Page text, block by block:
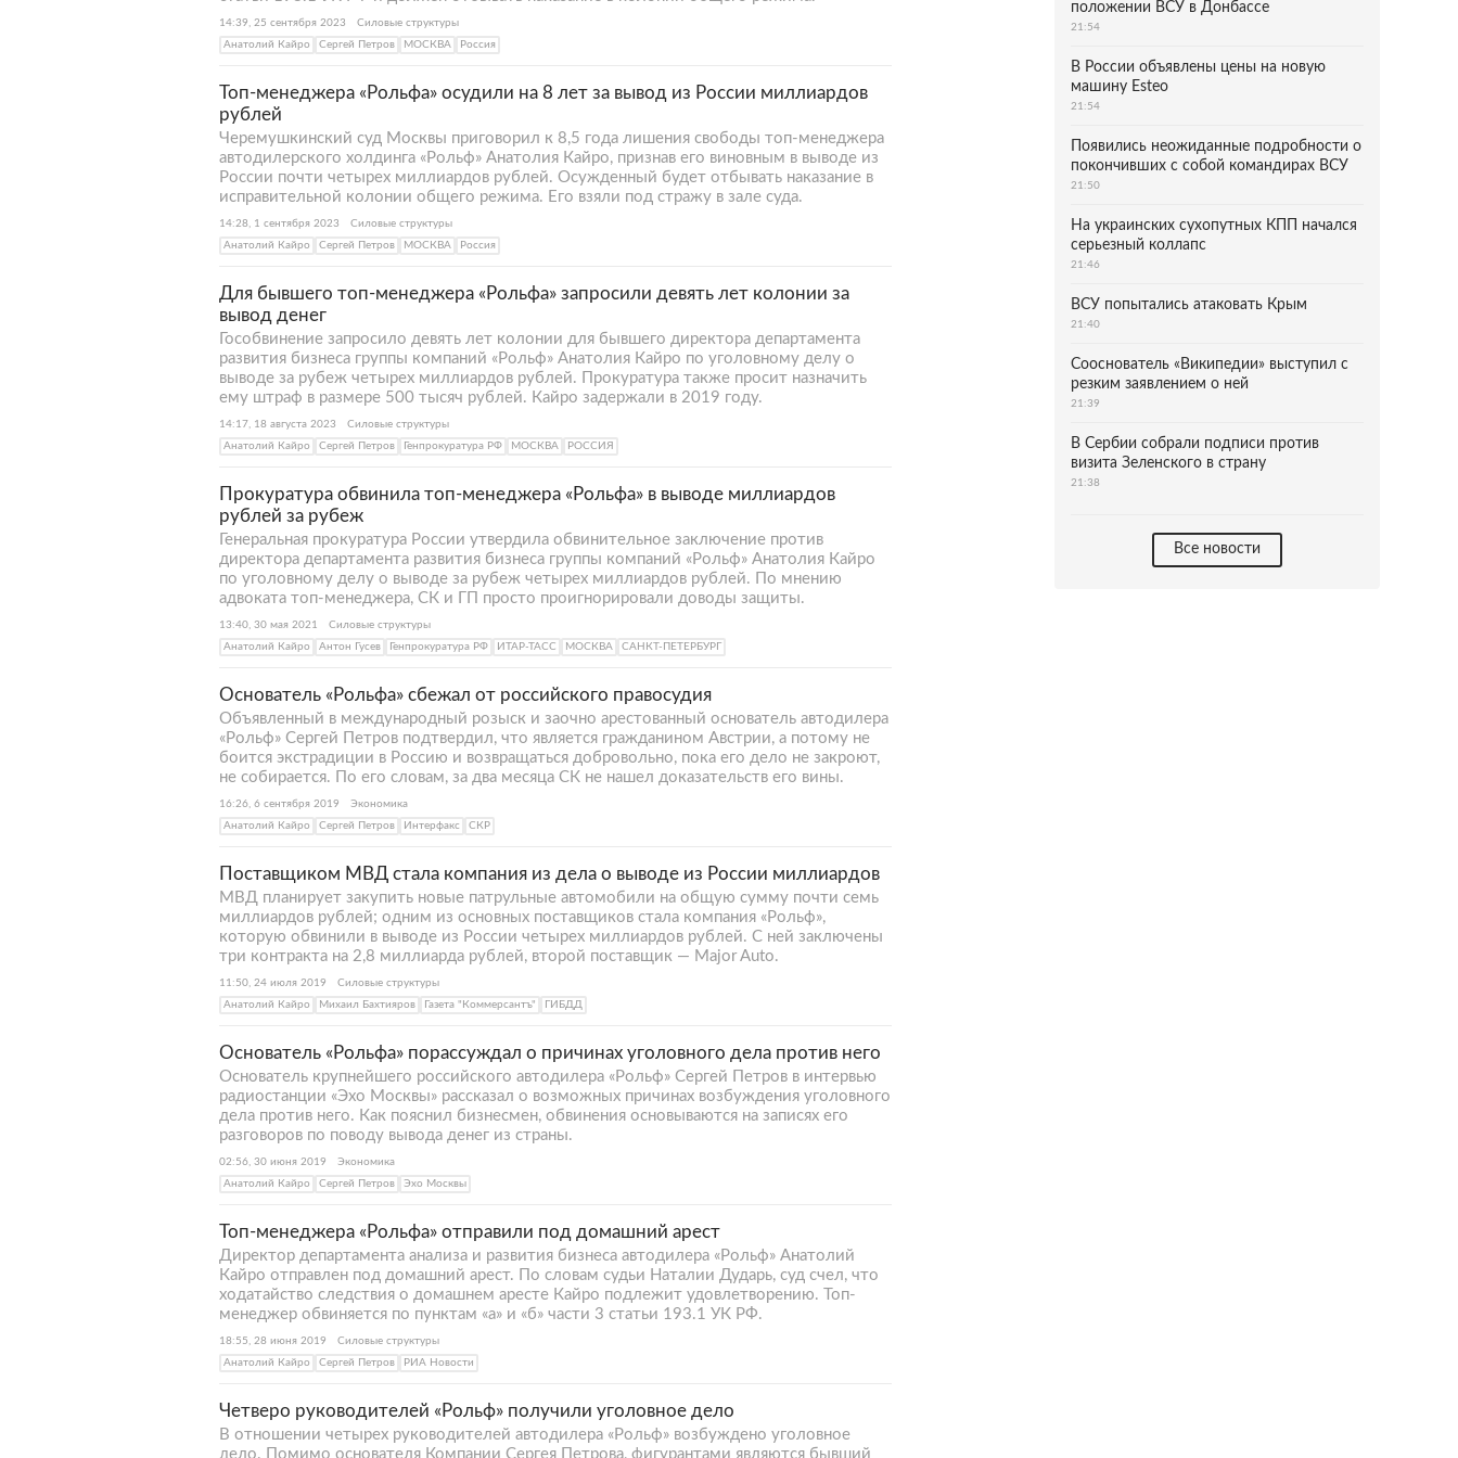
14:39, 25 сентября 2023
Силовые структуры
Анатолий Кайро
Сергей Петров МОСКВА Россия
Топ-менеджера «Рольфа» осудили на 8 лет за вывод из России миллиардов
рублей
Черемушкинский суд Москвы приговорил к 8,5 года лишения свободы топ-менеджера
автодилерского холдинга «Рольф» Анатолия Кайро, признав его виновным в выводе из
России почти четырех миллиардов рублей. Осужденный будет отбывать наказание в
исправительной колонии общего режима. Его взяли под стражу в зале суда.
14:28, 1 сентября 2023
Силовые структуры
Анатолий Кайро
Сергей Петров МОСКВА Россия
Для бывшего топ-менеджера «Рольфа» запросили девять лет колонии за
вывод денег
Гособвинение запросило девять лет колонии для бывшего директора департамента
развития бизнеса группы компаний «Рольф» Анатолия Кайро по уголовному делу о
выводе за рубеж четырех миллиардов рублей. Прокуратура также просит назначить
ему штраф в размере 500 тысяч рублей. Кайро задержали в 2019 году.
14:17, 18 августа 2023
Силовые структуры
Анатолий Кайро
Сергей Петров Генпрокуратура РФ МОСКВА РОССИЯ
Прокуратура обвинила топ-менеджера «Рольфа» в выводе миллиардов
рублей за рубеж
Генеральная прокуратура России утвердила обвинительное заключение против
директора департамента развития бизнеса группы компаний «Рольф» Анатолия Кайро
по уголовному делу о выводе за рубеж четырех миллиардов рублей. По мнению
адвоката топ-менеджера, СК и ГП просто проигнорировали доводы защиты.
13:40, 30 мая 2021
Силовые структуры
Анатолий Кайро
Антон Гусев Генпрокуратура РФ ИТАР-ТАСС МОСКВА САНКТ-ПЕТЕРБУРГ
Основатель «Рольфа» сбежал от российского правосудия
Объявленный в международный розыск и заочно арестованный основатель автодилера
«Рольф» Сергей Петров подтвердил, что является гражданином Австрии, а потому не
боится экстрадиции в Россию и возвращаться добровольно, пока его дело не закроют,
не собирается. По его словам, за два месяца СК не нашел доказательств его вины.
16:26, 6 сентября 2019
Экономика
Анатолий Кайро
Сергей Петров Интерфакс СКР
Поставщиком МВД стала компания из дела о выводе из России миллиардов
МВД планирует закупить новые патрульные автомобили на общую сумму почти семь
миллиардов рублей; одним из основных поставщиков стала компания «Рольф»,
которую обвинили в выводе из России четырех миллиардов рублей. С ней заключены
три контракта на 2,8 миллиарда рублей, второй поставщик — Major Auto.
11:50, 24 июля 2019
Силовые структуры
Анатолий Кайро
Михаил Бахтияров Газета "Коммерсантъ" ГИБДД
Основатель «Рольфа» порассуждал о причинах уголовного дела против него
Основатель крупнейшего российского автодилера «Рольф» Сергей Петров в интервью
радиостанции «Эхо Москвы» рассказал о возможных причинах возбуждения уголовного
дела против него. Как пояснил бизнесмен, обвинения основываются на записях его
разговоров по поводу вывода денег из страны.
02:56, 30 июня 2019
Экономика
Анатолий Кайро
Сергей Петров Эхо Москвы
Топ-менеджера «Рольфа» отправили под домашний арест
Директор департамента анализа и развития бизнеса автодилера «Рольф» Анатолий
Кайро отправлен под домашний арест. По словам судьи Наталии Дударь, суд счел, что
ходатайство следствия о домашнем аресте Кайро подлежит удовлетворению. Топ-
менеджер обвиняется по пунктам «а» и «б» части 3 статьи 193.1 УК РФ.
18:55, 28 июня 2019
Силовые структуры
Анатолий Кайро
Сергей Петров РИА Новости
Четверо руководителей «Рольф» получили уголовное дело
В отношении четырех руководителей автодилера «Рольф» возбуждено уголовное
дело. Помимо основателя Компании Сергея Петрова, фигурантами являются бывший
положении ВСУ в Донбассе
21:54
В России объявлены цены на новую
машину Esteo
21:54
Появились неожиданные подробности о
покончивших с собой командирах ВСУ
21:50
На украинских сухопутных КПП начался
серьезный коллапс
21:46
ВСУ попытались атаковать Крым
21:40
Сооснователь «Википедии» выступил с
резким заявлением о ней
21:39
В Сербии собрали подписи против
визита Зеленского в страну
21:38
Все новости